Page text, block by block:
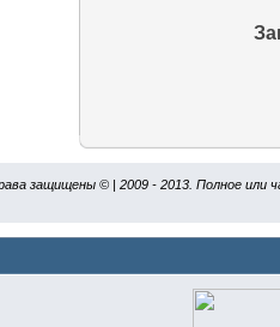
защищены © | 2009 - 2013. Полное или